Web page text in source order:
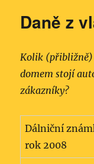
Daně z
Kolik (přibližně)
domem stojí
zákazníky?
Dálniční
rok 2008